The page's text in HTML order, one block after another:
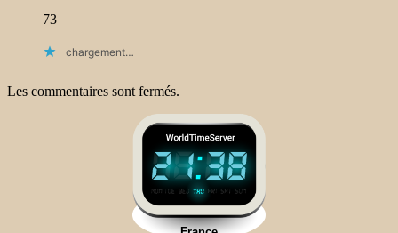
73
chargement…
Les commentaires sont fermés.